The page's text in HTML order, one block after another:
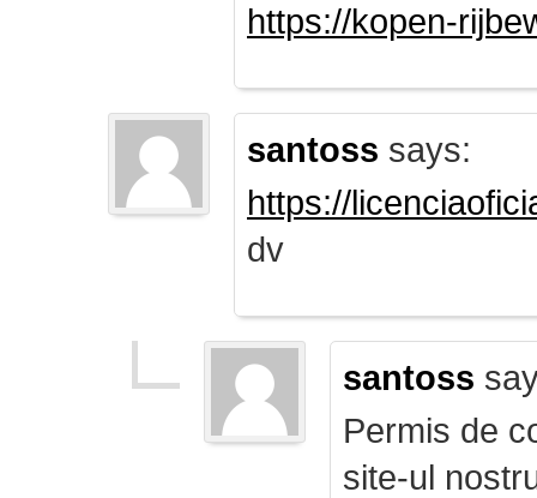
https://kopen-
santoss says:
https://
dv
santoss
Permis de
site-ul